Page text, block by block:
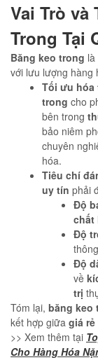
Vai Trò và
Trong Tại
Băng keo trong là
với lưu lượng hàng
Tối ưu hóa
trong cho
bên trong
bảo niêm
chuyên
hóa.
Tiêu chí
uy tín phải
Độ
chất
Độ
Độ
về
trị
Tóm lại, băng keo
kết hợp giữa giá rẻ
>> Xem thêm tại
Cho Hàng Hóa